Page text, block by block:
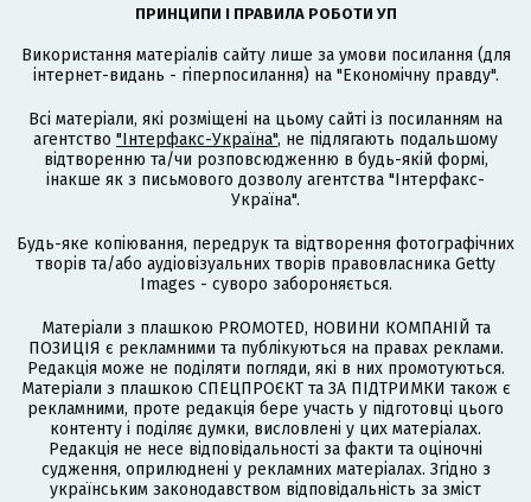
ПРИНЦИПИ І ПРАВИЛА РОБОТИ УП
Використання матеріалів сайту лише за умови посилання (для
інтернет-видань - гіперпосилання) на "Економічну правду".
Всі матеріали, які розміщені на цьому сайті із посиланням на
агентство "Інтерфакс-Україна", не підлягають подальшому
відтворенню та/чи розповсюдженню в будь-якій формі,
інакше як з письмового дозволу агентства "Інтерфакс-
Україна".
Будь-яке копіювання, передрук та відтворення фотографічних
творів та/або аудіовізуальних творів правовласника Getty
Images - суворо забороняється.
Матеріали з плашкою PROMOTED, НОВИНИ КОМПАНІЙ та
ПОЗИЦІЯ є рекламними та публікуються на правах реклами.
Редакція може не поділяти погляди, які в них промотуються.
Матеріали з плашкою СПЕЦПРОЄКТ та ЗА ПІДТРИМКИ також є
рекламними, проте редакція бере участь у підготовці цього
контенту і поділяє думки, висловлені у цих матеріалах.
Редакція не несе відповідальності за факти та оціночні
судження, оприлюднені у рекламних матеріалах. Згідно з
українським законодавством відповідальність за зміст